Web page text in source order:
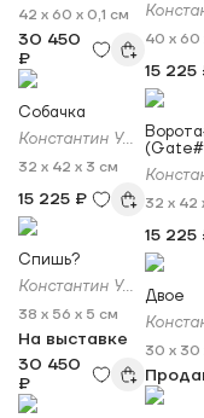
42 x 60 x 0,1 см
30 450
₽
Собачка
Константин Ужве
32 x 42 x 3 см
15 225 ₽
Спишь?
Константин Ужве
38 x 56 x 5 см
На выставке
30 450
₽
40 x 60
15 225
32 x 42
15 225
Двое
30 x 30